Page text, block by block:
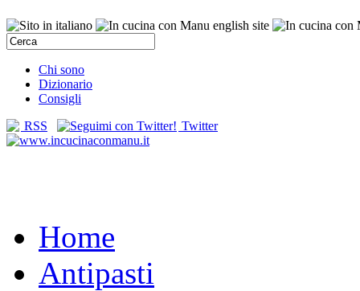
Chi sono
Dizionario
Consigli
RSS
Twitter
Home
Antipasti